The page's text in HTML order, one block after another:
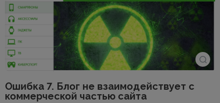
Ошибка 7. Блог не взаимодействует с
коммерческой частью сайта